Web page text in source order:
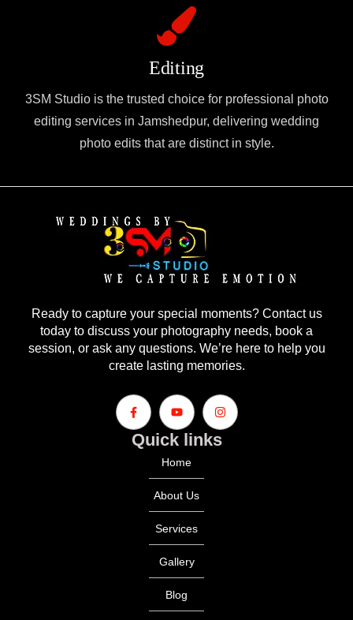
Editing
3SM Studio is the trusted choice for professional photo
editing services in Jamshedpur, delivering wedding
photo edits that are distinct in style.
Quick links
Home
About Us
Services
Gallery
Blog
Ready to capture your special moments? Contact us
today to discuss your photography needs, book a
session, or ask any questions. We’re here to help you
create lasting memories.